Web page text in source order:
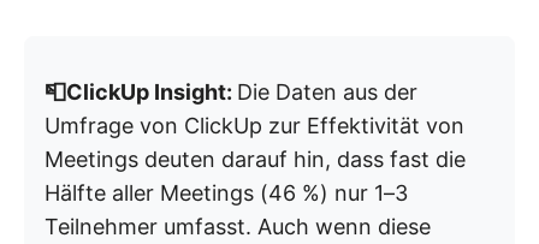
📮ClickUp Insight: Die Daten aus der
Umfrage von ClickUp zur Effektivität von
Meetings deuten darauf hin, dass fast die
Hälfte aller Meetings (46 %) nur 1–3
Teilnehmer umfasst. Auch wenn diese